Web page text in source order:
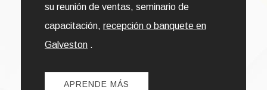
su reunión de ventas, seminario de
capacitación, recepción o banquete en
Galveston .
APRENDE MÁS